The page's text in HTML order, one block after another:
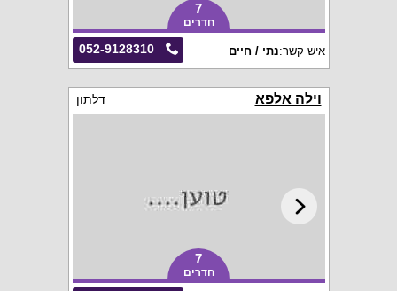
7
חדרים
052-9128310 איש קשר:נתי / חיים
וילה אלפא דלתון
7
חדרים